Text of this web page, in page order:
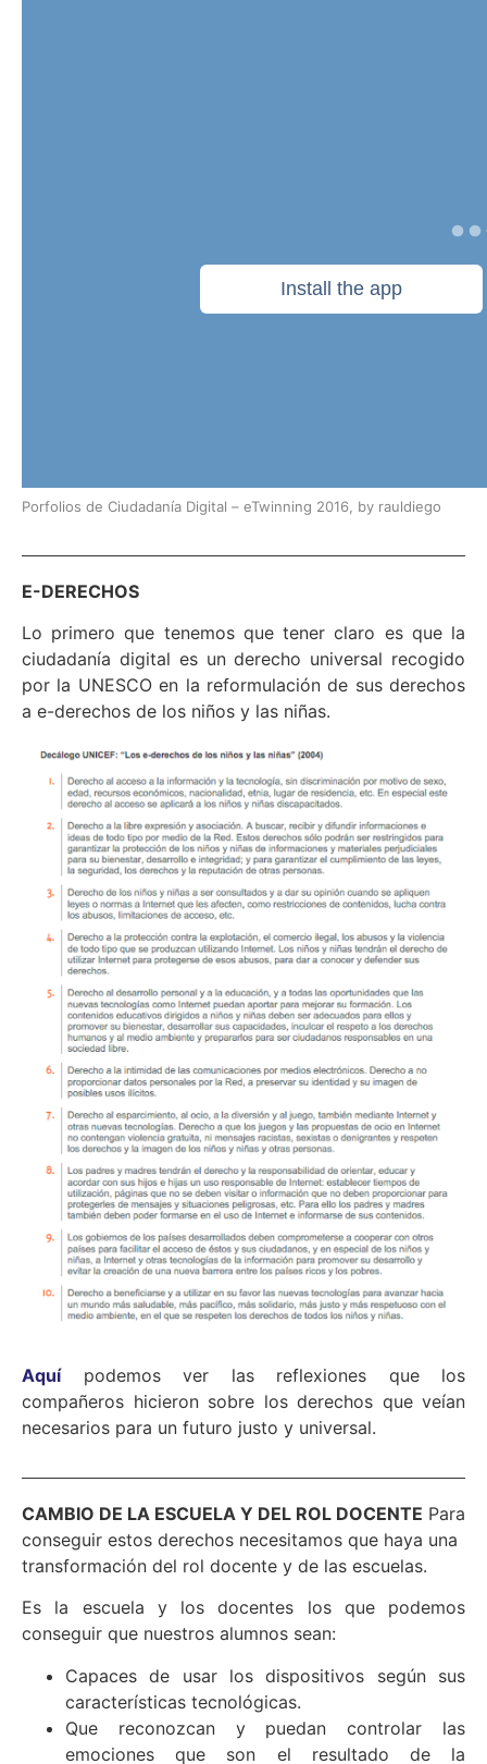
Porfolios de Ciudadanía Digital – eTwinning 2016, by rauldiego
E-DERECHOS
Lo primero que tenemos que tener claro es que la
ciudadanía digital es un derecho universal recogido
por la UNESCO en la reformulación de sus derechos
a e-derechos de los niños y las niñas.
Aquípodemos ver las reflexiones que los
compañeros hicieron sobre los derechos que veían
necesarios para un futuro justo y universal.
CAMBIO DE LA ESCUELA Y DEL ROL DOCENTE Para
conseguir estos derechos necesitamos que haya una
transformación del rol docente y de las escuelas.
Es la escuela y los docentes los que podemos
conseguir que nuestros alumnos sean:
Capaces de usar los dispositivos según sus
características tecnológicas.
Que reconozcan y puedan controlar las
emociones que son el resultado de la